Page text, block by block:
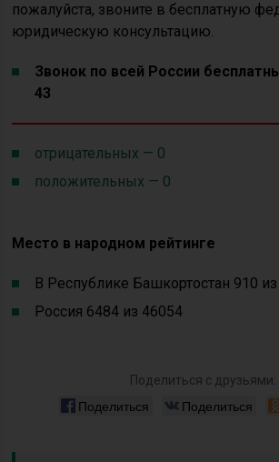
пожалуйста, звоните в бесплатную
юридическую консультацию.
Звонок по всей России
43
отрицательных — 0
положительных — 0
Место в народном рейтинге
В Республике Башкортостан 910
Россия 6484 из 46054
Поделиться с друзьями:
Поделиться Поделиться